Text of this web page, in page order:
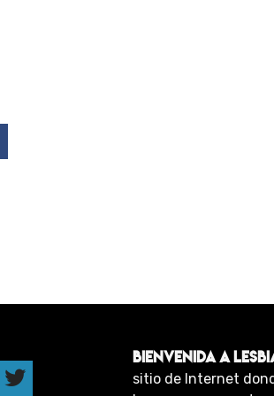
BIENVENIDA A
sitio de Internet